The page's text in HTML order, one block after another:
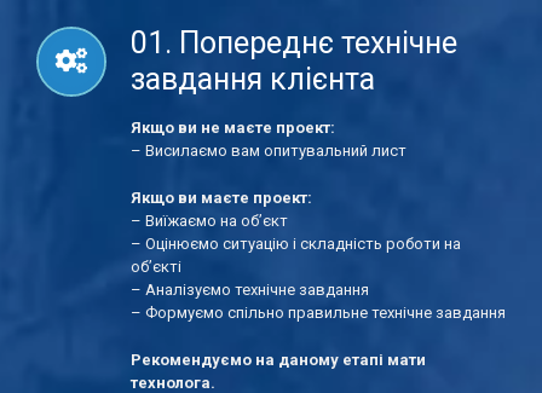
01. Попереднє технічне
завдання клієнта
Якщо ви не маєте проект:
– Висилаємо вам опитувальний лист
Якщо ви маєте проект:
– Виїжаємо на об’єкт
– Оцінюємо ситуацію і складність роботи на
об’єкті
– Аналізуємо технічне завдання
– Формуємо спільно правильне технічне завдання
Рекомендуємо на даному етапі мати
технолога.